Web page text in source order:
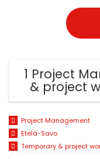
1 Project
& project
Project Management
Etelä-Savo
Temporary & project